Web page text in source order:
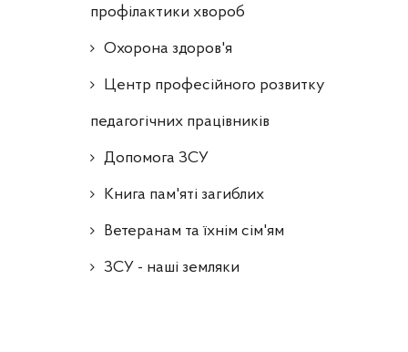
профілактики хвороб
Охорона здоров'я
Центр професійного розвитку
педагогічних працівників
Допомога ЗСУ
Книга пам'яті загиблих
Ветеранам та їхнім сім'ям
ЗСУ - наші земляки